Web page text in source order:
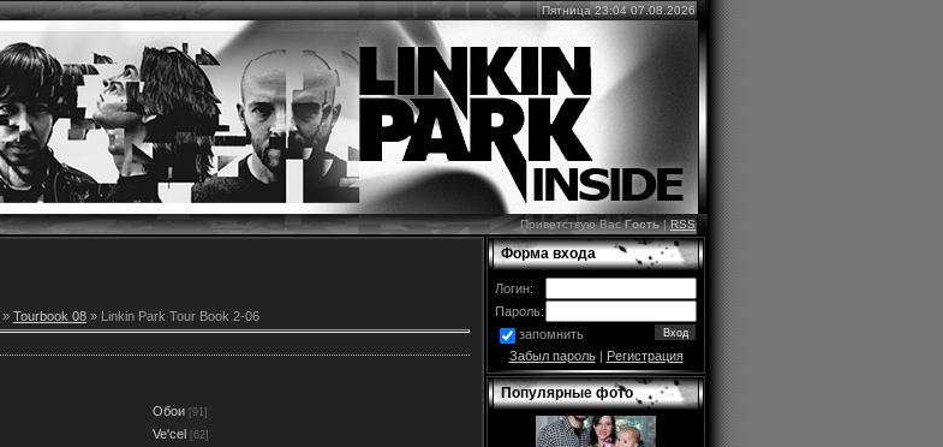
Пятница 23:04 07.08.2026
Приветствую ВасГость|RSS
» Tourbook 08 » Linkin Park Tour Book 2-06
Обои [91]
Ve'cel [62]
Форма входа
Логин:
Пароль:
запомнить
Забыл пароль| Регистрация
Популярные фото